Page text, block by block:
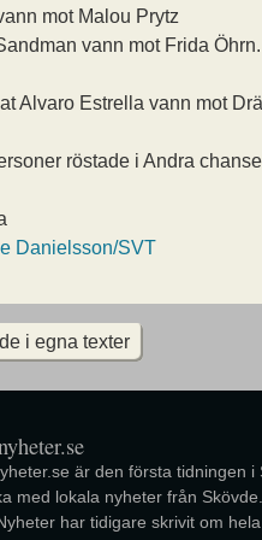
mot Malou Prytz
vann mot Frida Öhrn.
Alvaro Estrella vann mot
röstade i Andra
Danielsson/SVT
i egna texter
är den första tidningen i
med lokala nyheter från Skövde.
har tidigare skrivit om hela